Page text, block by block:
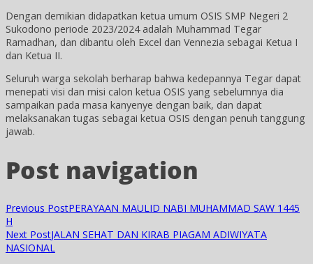
Dengan demikian didapatkan ketua umum OSIS SMP Negeri 2
Sukodono periode 2023/2024 adalah Muhammad Tegar
Ramadhan, dan dibantu oleh Excel dan Vennezia sebagai Ketua I
dan Ketua II.
Seluruh warga sekolah berharap bahwa kedepannya Tegar dapat
menepati visi dan misi calon ketua OSIS yang sebelumnya dia
sampaikan pada masa kanyenye dengan baik, dan dapat
melaksanakan tugas sebagai ketua OSIS dengan penuh tanggung
jawab.
Post navigation
Previous PostPERAYAAN MAULID NABI MUHAMMAD SAW 1445
H
Next PostJALAN SEHAT DAN KIRAB PIAGAM ADIWIYATA
NASIONAL